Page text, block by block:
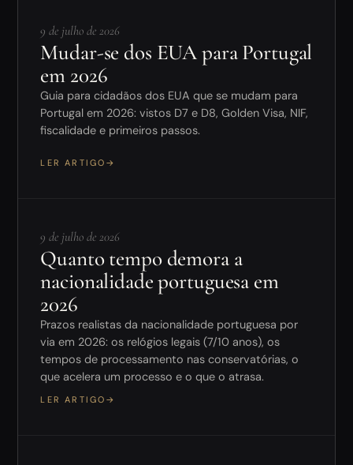
9 de julho de 2026
Mudar-se dos EUA para Portugal
em 2026
Guia para cidadãos dos EUA que se mudam para
Portugal em 2026: vistos D7 e D8, Golden Visa, NIF,
fiscalidade e primeiros passos.
LER ARTIGO →
9 de julho de 2026
Quanto tempo demora a
nacionalidade portuguesa em
2026
Prazos realistas da nacionalidade portuguesa por
via em 2026: os relógios legais (7/10 anos), os
tempos de processamento nas conservatórias, o
que acelera um processo e o que o atrasa.
LER ARTIGO →